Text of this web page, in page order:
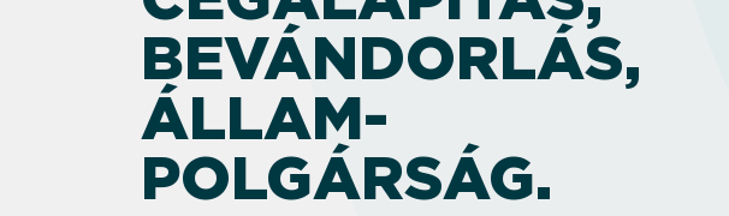
BEVÁNDORLÁS,
ÁLLAM­
POLGÁRSÁG.